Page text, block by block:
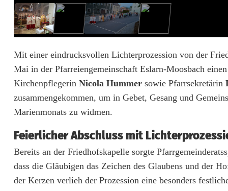
e
s
c
h
i
e
ß
t
Mit einer eindrucksvollen Lichterprozession von der
Mai in der Pfarreiengemeinschaft Eslarn-Moosbach
Kirchenpflegerin Nicola Hummer sowie Pfarrsekretärin
zusammengekommen, um in Gebet, Gesang und
Marienmonats zu widmen.
Feierlicher Abschluss mit
Bereits an der Friedhofskapelle sorgte
dass die Gläubigen das Zeichen des Glaubens und der
der Kerzen verlieh der Prozession eine besonders